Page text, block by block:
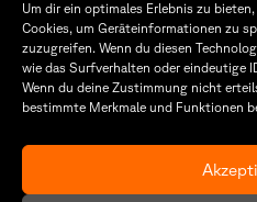
Um dir ein optimales Erlebnis zu
Cookies, um Geräteinformationen zu
zuzugreifen. Wenn du diesen
wie das Surfverhalten oder eindeutige
Wenn du deine Zustimmung nicht
bestimmte Merkmale und Funktionen
Technische Hochschule
Würzburg-Schweinfurt
Sanderheinrichsleitenweg 20
tel: +49 931 35 11 93 02
Datenschutzerklärung